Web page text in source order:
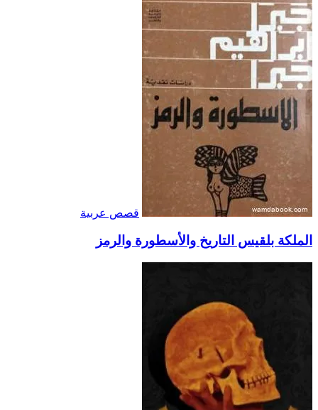
قصص عربية
الملكة بلقيس التاريخ والأسطورة والرمز